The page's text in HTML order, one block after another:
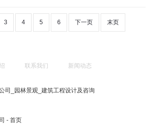
3 4 5 6 下一页 末页
联系我们 新闻动态
司_园林景观_建筑工程设计及咨询
- 首页